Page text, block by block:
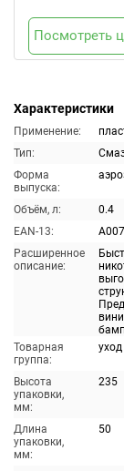
Характеристики
Применение:
Тип:
Форма
выпуска:
Объём, л:
0.4
EAN-13:
Расширенное
описание:
Товарная
группа:
Высота
упаковки,
мм:
235
Длина
упаковки,
мм:
50
Посмотреть